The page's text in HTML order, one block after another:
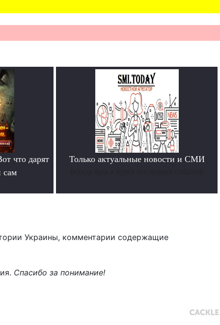
что дарят
сам
Только актуальные новости и СМИ
Украины, комментарии содержащие
Спасибо за понимание!